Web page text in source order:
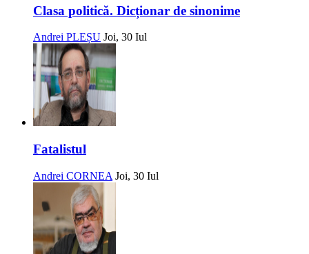
Clasa politică. Dicționar de sinonime
Andrei PLEȘU Joi, 30 Iul
Fatalistul
Andrei CORNEA Joi, 30 Iul